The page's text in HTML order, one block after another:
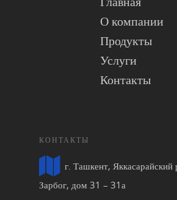
О компании
Продукты
Услуги
Контакты
КОНТАКТЫ
г. Ташкент, Яккасарайский
Зарбог, дом 31 – 31а